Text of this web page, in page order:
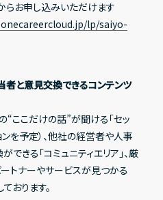
らお申し込みいただけます
lp/saiyo-
と意見交換できるコンテンツ
ここだけの話”が聞ける「セッ
ンを予定）、他社の経営者や人事
きる「コミュニティエリア」、厳
トナーやサービスが見つかる
おります。